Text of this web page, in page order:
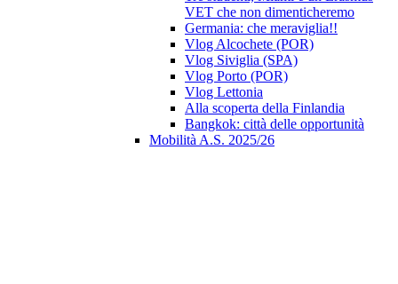
VET che non dimenticheremo
Germania: che meraviglia!!
Vlog Alcochete (POR)
Vlog Siviglia (SPA)
Vlog Porto (POR)
Vlog Lettonia
Alla scoperta della Finlandia
Bangkok: città delle opportunità
Mobilità A.S. 2025/26